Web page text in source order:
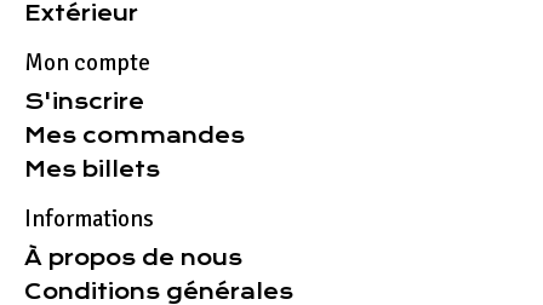
Extérieur
Mon compte
S'inscrire
Mes commandes
Mes billets
Informations
À propos de nous
Conditions générales